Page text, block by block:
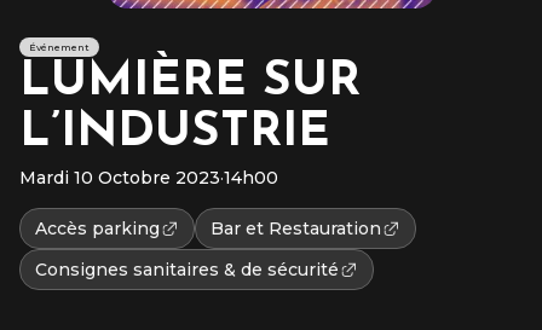
Événement
LUMIÈRE SUR
L’INDUSTRIE
Mardi 10 Octobre 2023·14h00
Accès parking
Bar et Restauration
Consignes sanitaires & de sécurité